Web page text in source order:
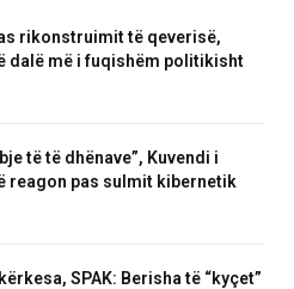
rikonstruimit të qeverisë,
dalë më i fuqishëm politikisht
të të dhënave”, Kuvendi i
reagon pas sulmit kibernetik
SPAK: Berisha të “kyçet”